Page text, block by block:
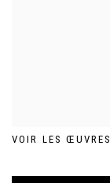
VOIR LES ŒUVRES